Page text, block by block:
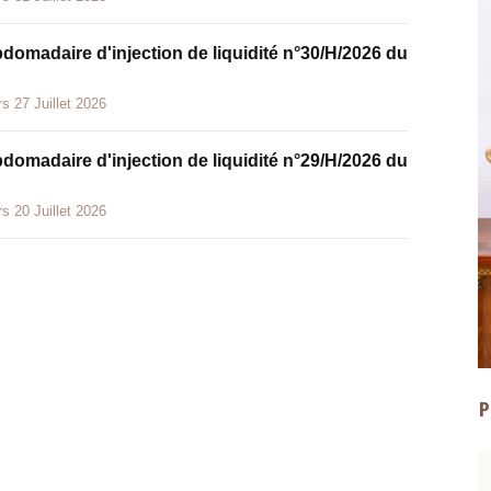
d'injection de liquidité n°30/H/2026 du
27 Juillet 2026
d'injection de liquidité n°29/H/2026 du
20 Juillet 2026